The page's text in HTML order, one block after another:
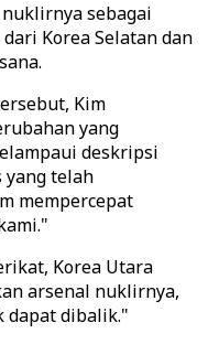
sebagai
Korea Selatan dan
Kim
yang
deskripsi
telah
mempercepat
Korea Utara
arsenal nuklirnya,
dapat dibalik."